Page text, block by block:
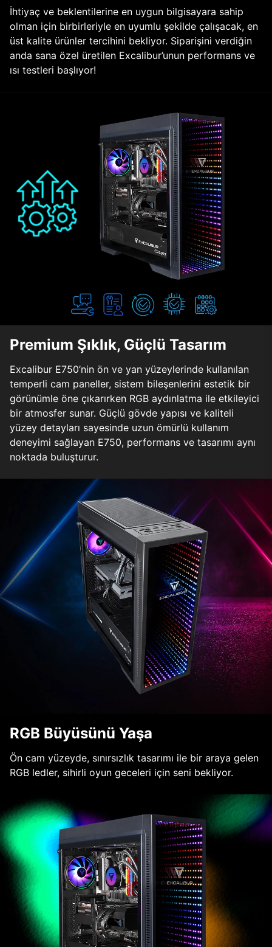
İhtiyaç ve beklentilerine en uygun bilgisayara sahip
olman için birbirleriyle en uyumlu şekilde çalışacak, en
üst kalite ürünler tercihini bekliyor. Siparişini verdiğin
anda sana özel üretilen Excalibur’unun performans ve
ısı testleri başlıyor!
Premium Şıklık, Güçlü Tasarım
Excalibur E750’nin ön ve yan yüzeylerinde kullanılan
temperli cam paneller, sistem bileşenlerini estetik bir
görünümle öne çıkarırken RGB aydınlatma ile etkileyici
bir atmosfer sunar. Güçlü gövde yapısı ve kaliteli
yüzey detayları sayesinde uzun ömürlü kullanım
deneyimi sağlayan E750, performans ve tasarımı aynı
noktada buluşturur.
RGB Büyüsünü Yaşa
Ön cam yüzeyde, sınırsızlık tasarımı ile bir araya gelen
RGB ledler, sihirli oyun geceleri için seni bekliyor.